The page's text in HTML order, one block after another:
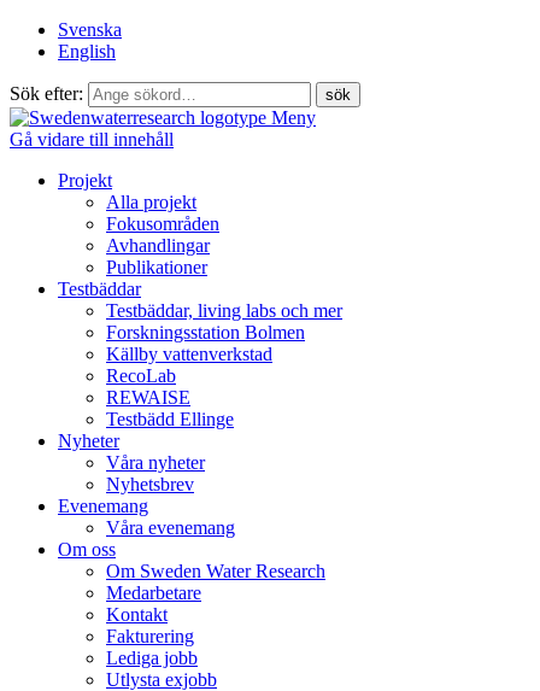
Svenska
English
Sök efter:
Meny
Gå vidare till innehåll
Projekt
Alla projekt
Fokusområden
Avhandlingar
Publikationer
Testbäddar
Testbäddar, living labs och mer
Forskningsstation Bolmen
Källby vattenverkstad
RecoLab
REWAISE
Testbädd Ellinge
Nyheter
Våra nyheter
Nyhetsbrev
Evenemang
Våra evenemang
Om oss
Om Sweden Water Research
Medarbetare
Kontakt
Fakturering
Lediga jobb
Utlysta exjobb